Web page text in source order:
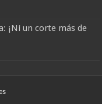
¡Ni un corte más de